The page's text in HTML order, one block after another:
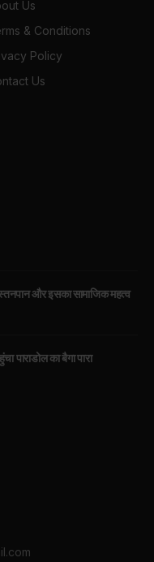
Us
& Conditions
Policy
Us
और इसका सामाजिक महत्व
पाराडोल का बैगा पारा